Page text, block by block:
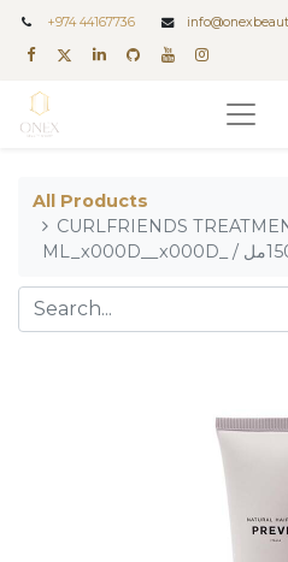
+974 44167736
All Products
CURLFRIENDS